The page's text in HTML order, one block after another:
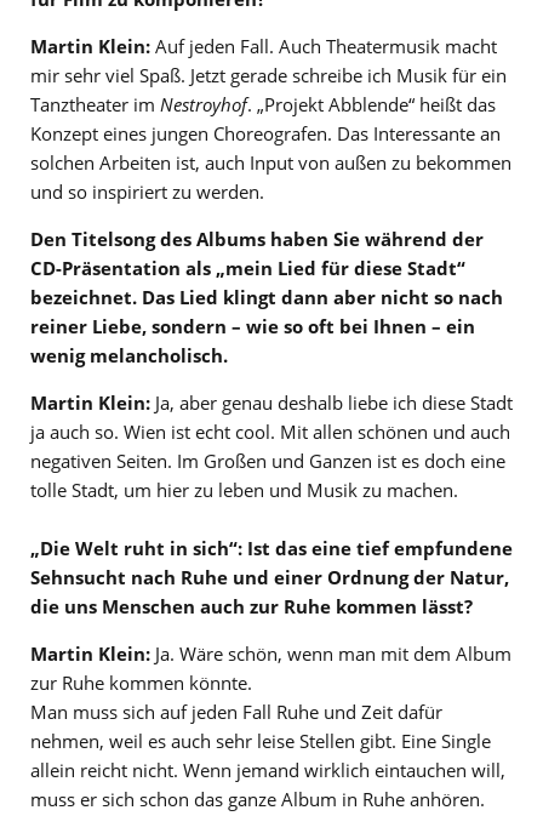
Martin Klein: Auf jeden Fall. Auch Theatermusik macht
mir sehr viel Spaß. Jetzt gerade schreibe ich Musik für ein
Tanztheater im Nestroyhof. „Projekt Abblende“ heißt das
Konzept eines jungen Choreografen. Das Interessante an
solchen Arbeiten ist, auch Input von außen zu bekommen
und so inspiriert zu werden.
Den Titelsong des Albums haben Sie während der
CD-Präsentation als „mein Lied für diese Stadt“
bezeichnet. Das Lied klingt dann aber nicht so nach
reiner Liebe, sondern – wie so oft bei Ihnen – ein
wenig melancholisch.
Martin Klein: Ja, aber genau deshalb liebe ich diese Stadt
ja auch so. Wien ist echt cool. Mit allen schönen und auch
negativen Seiten. Im Großen und Ganzen ist es doch eine
tolle Stadt, um hier zu leben und Musik zu machen.
„Die Welt ruht in sich“: Ist das eine tief empfundene
Sehnsucht nach Ruhe und einer Ordnung der Natur,
die uns Menschen auch zur Ruhe kommen lässt?
Martin Klein: Ja. Wäre schön, wenn man mit dem Album
zur Ruhe kommen könnte.
Man muss sich auf jeden Fall Ruhe und Zeit dafür
nehmen, weil es auch sehr leise Stellen gibt. Eine Single
allein reicht nicht. Wenn jemand wirklich eintauchen will,
muss er sich schon das ganze Album in Ruhe anhören.